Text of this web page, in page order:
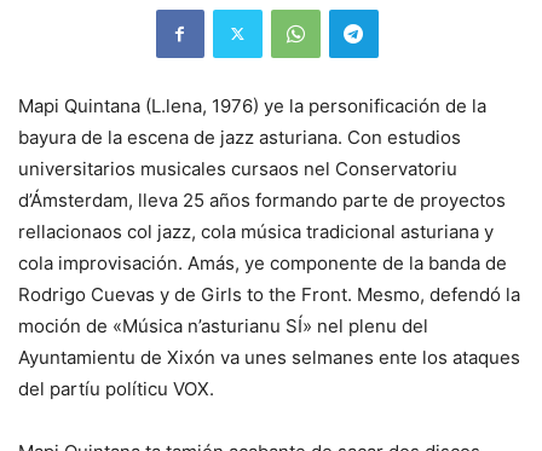
Mapi Quintana (L.lena, 1976) ye la personificación de la
bayura de la escena de jazz asturiana. Con estudios
universitarios musicales cursaos nel Conservatoriu
d’Ámsterdam, lleva 25 años formando parte de proyectos
rellacionaos col jazz, cola música tradicional asturiana y
cola improvisación. Amás, ye componente de la banda de
Rodrigo Cuevas y de Girls to the Front. Mesmo, defendó la
moción de «Música n’asturianu SÍ» nel plenu del
Ayuntamientu de Xixón va unes selmanes ente los ataques
del partíu políticu VOX.